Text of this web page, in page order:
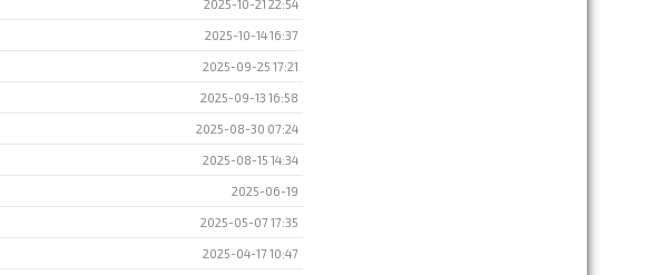
2025-10-21 22:54
2025-10-14 16:37
2025-09-25 17:21
2025-09-13 16:58
2025-08-30 07:24
2025-08-15 14:34
2025-06-19
2025-05-07 17:35
2025-04-17 10:47